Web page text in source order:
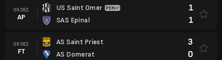
09 DEZ.
AP
US Saint Omer
SAS Epinal
1
1
09 DEZ.
FT
AS Saint Priest
AS Domerat
3
0